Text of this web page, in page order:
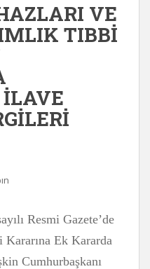
VE
TIBBİ
Resmi Gazete’de
Kararına Ek Kararda
Cumhurbaşkanı